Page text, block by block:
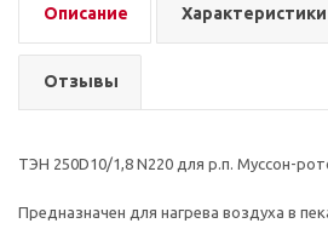
Описание Характеристики
Отзывы
ТЭН 250D10/1,8 N220 для р.п. Муссон-
Предназначен для нагрева воздуха в